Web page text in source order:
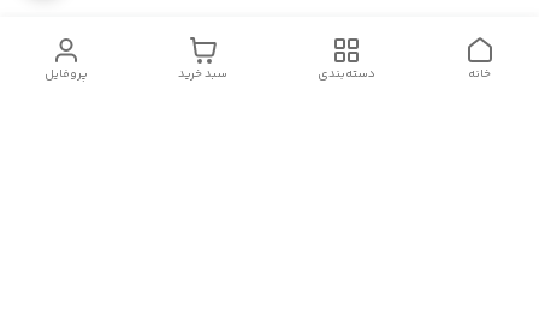
پروفایل سبد خرید دسته‌بندی خانه